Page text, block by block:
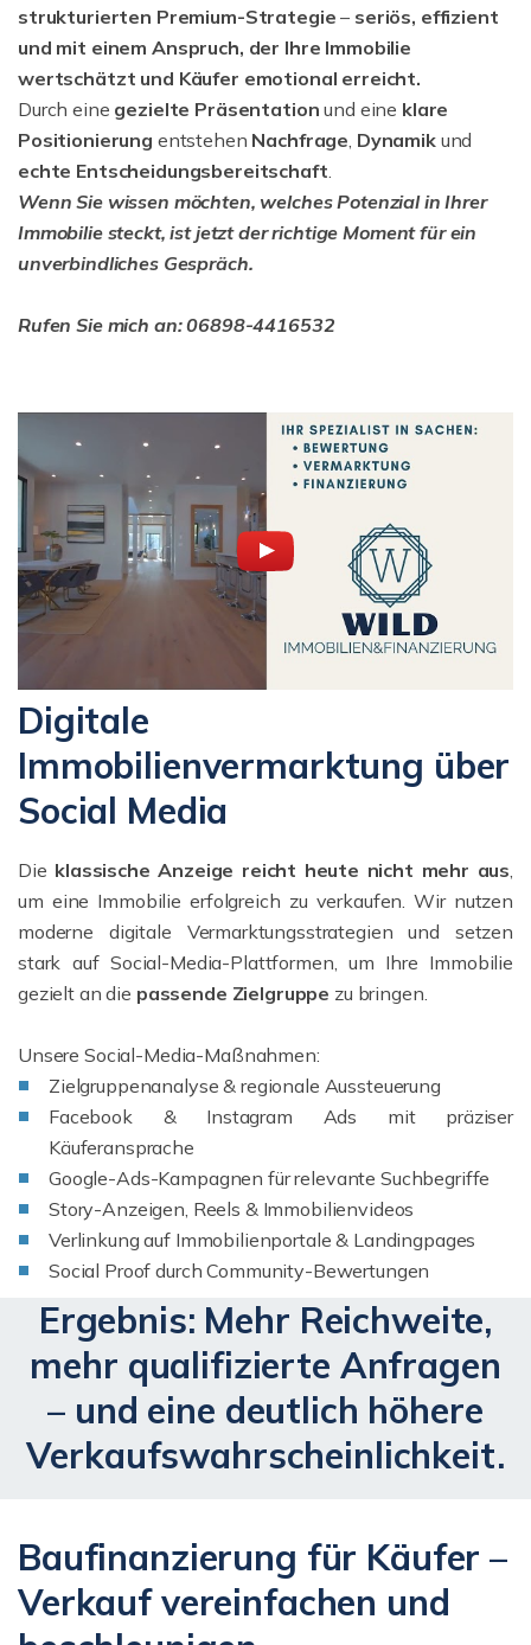
strukturierten Premium-Strategie – seriös, effizient
und mit einem Anspruch, der Ihre Immobilie
wertschätzt und Käufer emotional erreicht.
Durch eine gezielte Präsentation und eine klare
Positionierung entstehen Nachfrage, Dynamikund
echte Entscheidungsbereitschaft.
Wenn Sie wissen möchten, welches Potenzial in Ihrer
Immobilie steckt, ist jetzt der richtige Moment für ein
unverbindliches Gespräch.
Rufen Sie mich an: 06898-4416532
Digitale
Immobilienvermarktung über
Social Media
Die klassische Anzeige reicht heute nicht mehr aus,
um eine Immobilie erfolgreich zu verkaufen. Wir nutzen
moderne digitale Vermarktungsstrategien und setzen
stark auf Social-Media-Plattformen, um Ihre Immobilie
gezielt an die passende Zielgruppe zu bringen.
Unsere Social-Media-Maßnahmen:
Zielgruppenanalyse & regionale Aussteuerung
Facebook & Instagram Ads mit präziser
Käuferansprache
Google-Ads-Kampagnen für relevante Suchbegriffe
Story-Anzeigen, Reels & Immobilienvideos
Verlinkung auf Immobilienportale & Landingpages
Social Proof durch Community-Bewertungen
Ergebnis: Mehr Reichweite,
mehr qualifizierte Anfragen
– und eine deutlich höhere
Verkaufswahrscheinlichkeit.
Baufinanzierung für Käufer –
Verkauf vereinfachen und